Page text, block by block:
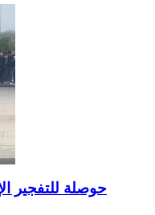
حوصلة للتفجير